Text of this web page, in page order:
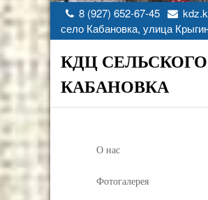
8 (927) 652-67-45
село Кабановка, улица
КДЦ
КАБАНОВКА
О нас
Фотогалерея